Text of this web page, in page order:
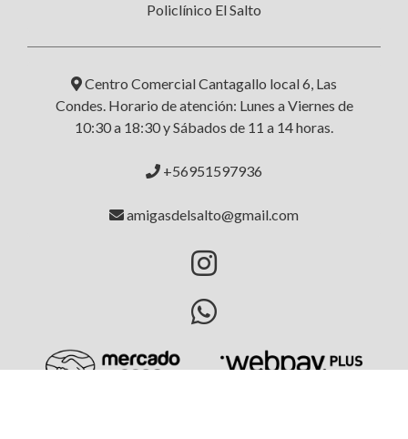
Policlínico El Salto
Centro Comercial Cantagallo local 6, Las
Condes. Horario de atención: Lunes a Viernes de
10:30 a 18:30 y Sábados de 11 a 14 horas.
+56951597936
amigasdelsalto@gmail.com